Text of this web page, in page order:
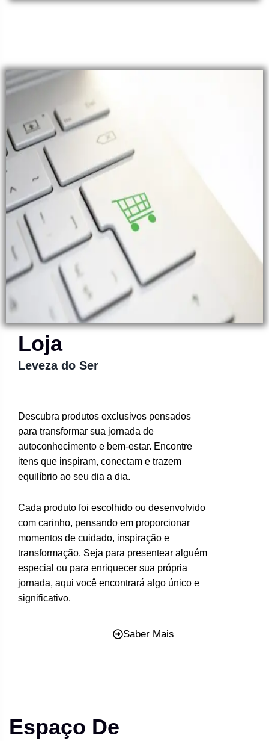
Loja
Leveza do Ser
Descubra produtos exclusivos pensados
para transformar sua jornada de
autoconhecimento e bem-estar. Encontre
itens que inspiram, conectam e trazem
equilíbrio ao seu dia a dia.
Cada produto foi escolhido ou desenvolvido
com carinho, pensando em proporcionar
momentos de cuidado, inspiração e
transformação. Seja para presentear alguém
especial ou para enriquecer sua própria
jornada, aqui você encontrará algo único e
significativo.
Saber Mais
Espaço De